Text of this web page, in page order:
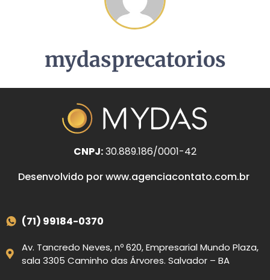
mydasprecatorios
CNPJ:30.889.186/0001-42
Desenvolvido por www.agenciacontato.com.br
(71) 99184-0370
Av. Tancredo Neves, nº 620, Empresarial Mundo Plaza,
sala 3305 Caminho das Árvores. Salvador – BA